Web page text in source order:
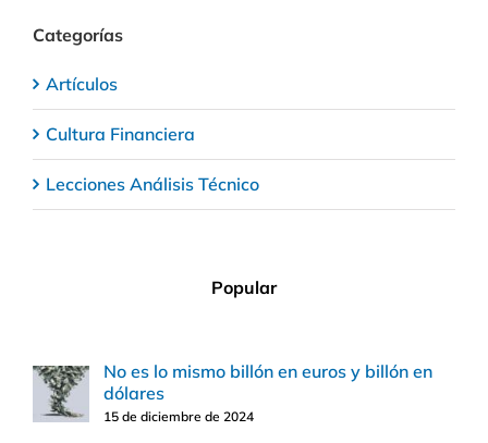
Categorías
Artículos
Cultura Financiera
Lecciones Análisis Técnico
Popular
No es lo mismo billón en euros y billón en
dólares
15 de diciembre de 2024